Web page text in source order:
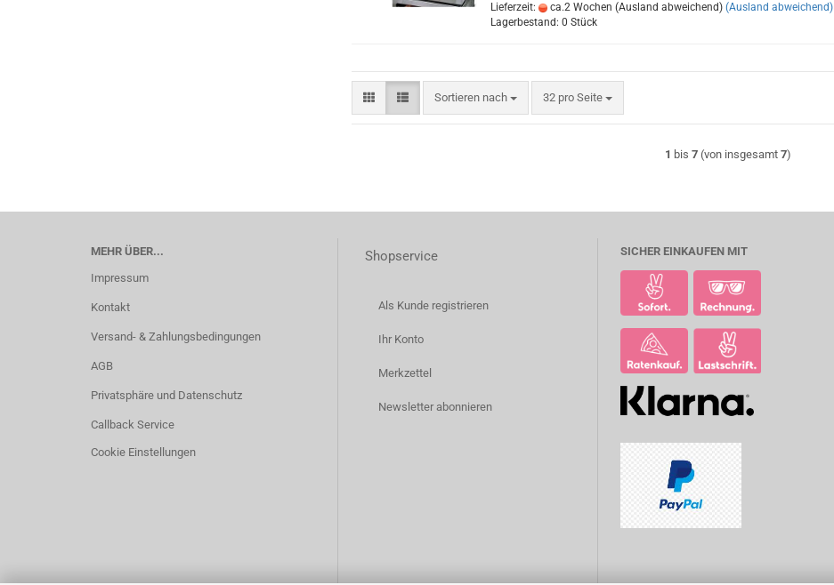
Lieferzeit: ca.2 Wochen (Ausland abweichend) (Ausland abweichend)
Lagerbestand: 0 Stück
Sortieren nach
Sortieren nach 32 pro Seite
pro Seite
1 bis7 (von insgesamt7)
MEHR ÜBER...
Impressum
Kontakt
Versand- & Zahlungsbedingungen
AGB
Privatsphäre und Datenschutz
Callback Service
Cookie Einstellungen
Shopservice
Als Kunde registrieren
Ihr Konto
Merkzettel
Newsletter abonnieren
SICHER EINKAUFEN MIT